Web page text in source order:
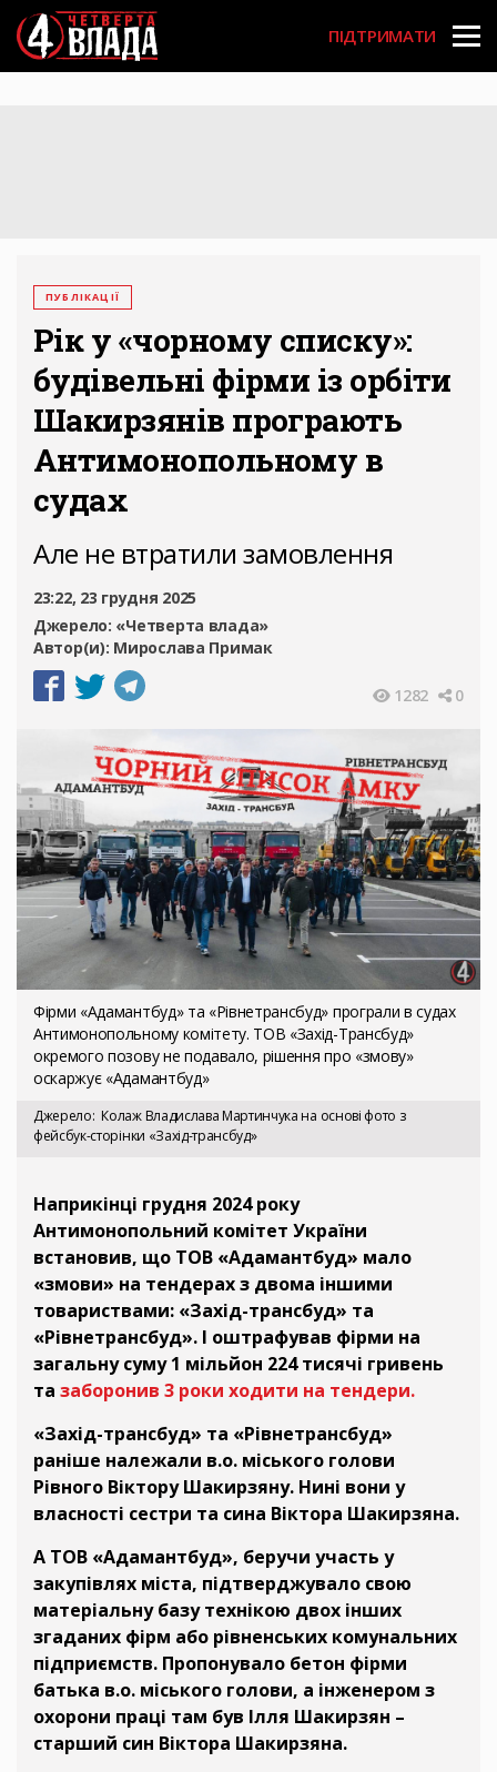
Перейти
до
основного
вмісту
User
account
ПІДТРИМАТИ
ПУБЛІКАЦІЇ
Рік у «чорному списку»:
будівельні фірми із орбіти
Шакирзянів програють
Антимонопольному в
судах
Але не втратили замовлення
23:22, 23 грудня 2025
Джерело: «Четверта влада»
Автор(и): Мирослава Примак
1282 0
Фірми «Адамантбуд» та «Рівнетрансбуд» програли в судах
Антимонопольному комітету. ТОВ «Захід-Трансбуд»
окремого позову не подавало, рішення про «змову»
оскаржує «Адамантбуд»
Джерело Колаж Владислава Мартинчука на основі фото з
фейсбук-сторінки «Захід-трансбуд»
Наприкінці грудня 2024 року
Антимонопольний комітет України
встановив, що ТОВ «Адамантбуд» мало
«змови» на тендерах з двома іншими
товариствами: «Захід-трансбуд» та
«Рівнетрансбуд». І оштрафував фірми на
загальну суму 1 мільйон 224 тисячі гривень
та заборонив 3 роки ходити на тендери.
«Захід-трансбуд» та «Рівнетрансбуд»
раніше належали в.о. міського голови
Рівного Віктору Шакирзяну. Нині вони у
власності сестри та сина Віктора Шакирзяна.
А ТОВ «Адамантбуд», беручи участь у
закупівлях міста, підтверджувало свою
матеріальну базу технікою двох інших
згаданих фірм або рівненських комунальних
підприємств. Пропонувало бетон фірми
батька в.о. міського голови, а інженером з
охорони праці там був Ілля Шакирзян –
старший син Віктора Шакирзяна.